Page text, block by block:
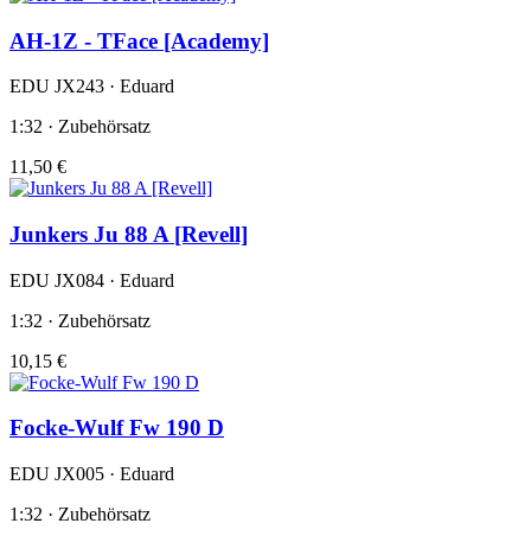
AH-1Z - TFace [Academy]
EDU JX243 · Eduard
1:32 · Zubehörsatz
11,50 €
Junkers Ju 88 A [Revell]
EDU JX084 · Eduard
1:32 · Zubehörsatz
10,15 €
Focke-Wulf Fw 190 D
EDU JX005 · Eduard
1:32 · Zubehörsatz